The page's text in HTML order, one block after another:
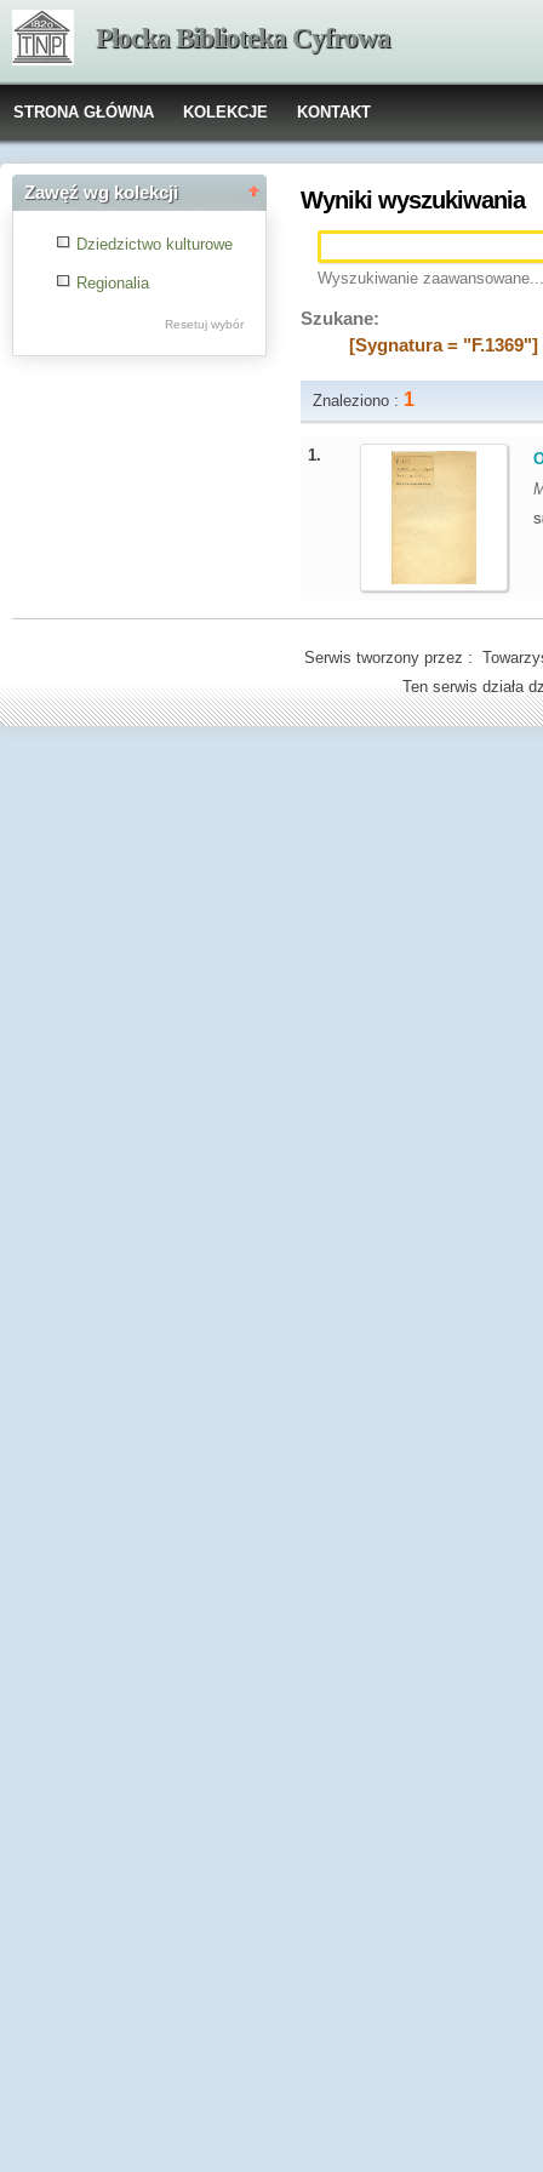
Płocka Biblioteka Cyfrowa
STRONA GŁÓWNA KOLEKCJE KONTAKT
Zawęź wg kolekcji
Dziedzictwo kulturowe
Regionalia
Resetuj wybór
Wyniki wyszukiwania
Wyszukiwanie zaawansowane...
Szukane:
[Sygnatura = "F.1369"]
Znaleziono : 1
1.
Serwis tworzony przez :
Ten serwis działa